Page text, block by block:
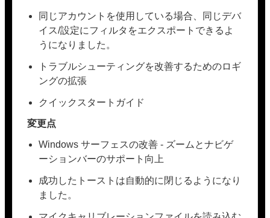
同じアカウントを使用している場合、同じデバ
イス/設定にフィルタをエクスポートできるよ
うになりました。
トラブルシューティングを改善するためのロギ
ングの拡張
クイックスタートガイド
変更点
Windows サーフェスの改善 - ズームとナビゲ
ーションバーのサポート向上
成功したトーストは自動的に閉じるようになり
ました。